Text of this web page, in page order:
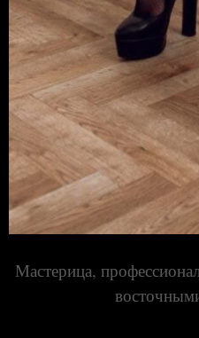
Мастерица,